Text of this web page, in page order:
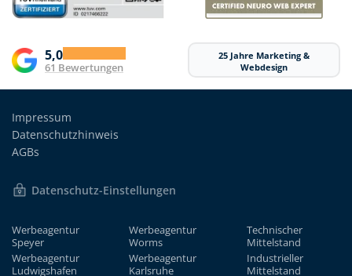
5,0
61 Bewertungen
25 Jahre Marketing &
Webdesign
Impressum
Datenschutzhinweis
AGBs
Datenschutz-Einstellungen
Werbeagentur
Speyer
Werbeagentur
Ludwigshafen
Werbeagentur
Worms
Werbeagentur
Karlsruhe
Technischer
Mittelstand
Industrieller
Mittelstand